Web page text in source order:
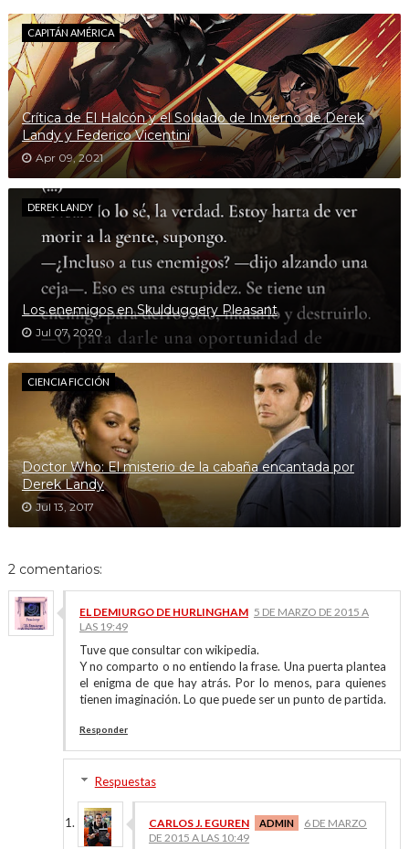
CAPITÁN AMÉRICA
Crítica de El Halcón y el Soldado de Invierno de Derek
Landy y Federico Vicentini
Apr 09, 2021
DEREK LANDY
Los enemigos en Skulduggery Pleasant
Jul 07, 2020
CIENCIA FICCIÓN
Doctor Who: El misterio de la cabaña encantada por
Derek Landy
Jul 13, 2017
2 comentarios:
EL DEMIURGO DE HURLINGHAM 5 DE MARZO DE 2015 A
LAS 19:49
Tuve que consultar con wikipedia.
Y no comparto o no entiendo la frase. Una puerta plantea
el enigma de que hay atrás. Por lo menos, para quienes
tienen imaginación. Lo que puede ser un punto de partida.
Responder
Respuestas
CARLOS J. EGUREN
6 DE MARZO
DE 2015 A LAS 10:49